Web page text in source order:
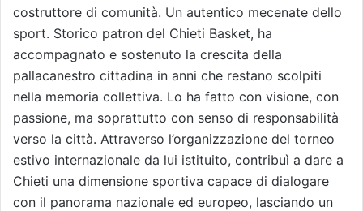
costruttore di comunità. Un autentico mecenate dello
sport. Storico patron del Chieti Basket, ha
accompagnato e sostenuto la crescita della
pallacanestro cittadina in anni che restano scolpiti
nella memoria collettiva. Lo ha fatto con visione, con
passione, ma soprattutto con senso di responsabilità
verso la città. Attraverso l’organizzazione del torneo
estivo internazionale da lui istituito, contribuì a dare a
Chieti una dimensione sportiva capace di dialogare
con il panorama nazionale ed europeo, lasciando un